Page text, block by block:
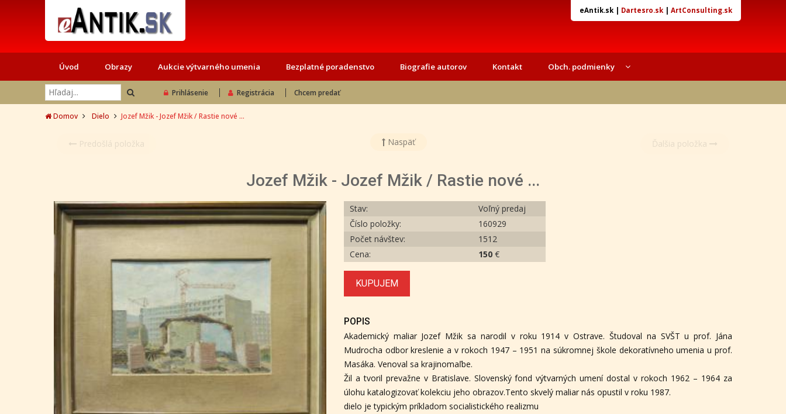
eAntik.sk| Dartesro.sk| ArtConsulting.sk
Úvod Obrazy Aukcie výtvarného umenia Bezplatné poradenstvo Biografie autorov Kontakt Obch. podmienky
Prihlásenie Registrácia Chcem predať
Domov Dielo Jozef Mžik - Jozef Mžik / Rastie nové ...
Predošlá položka Naspäť Ďalšia položka
Jozef Mžik - Jozef Mžik / Rastie nové ...
Stav:
Voľný predaj
Číslo položky:
160929
Počet návštev:
1512
Cena:
150 €
KUPUJEM
POPIS
Akademický maliar Jozef Mžik sa narodil v roku 1914 v Ostrave. Študoval na SVŠT u prof. Jána
Mudrocha odbor kreslenie a v rokoch 1947 – 1951 na súkromnej škole dekoratívneho umenia u prof.
Masáka. Venoval sa krajinomaľbe.
Žil a tvoril prevažne v Bratislave. Slovenský fond výtvarných umení dostal v rokoch 1962 – 1964 za
úlohu katalogizovať kolekciu jeho obrazov.Tento skvelý maliar nás opustil v roku 1987.
dielo je typickým príkladom socialistického realizmu